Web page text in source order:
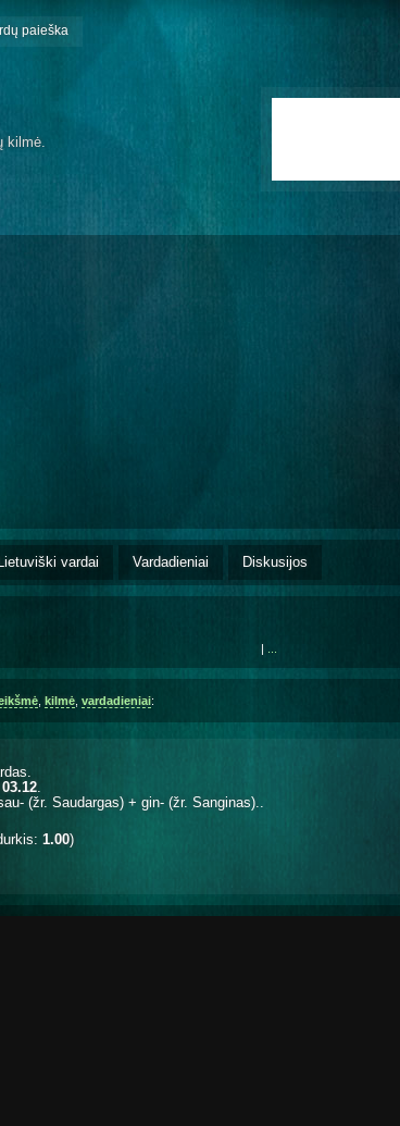
paieška
kilmė.
vardai Vardadieniai Diskusijos
|
kilmė vardadieniai:
03.12
(žr. Saudargas) + gin- (žr. Sanginas)..
1.00)